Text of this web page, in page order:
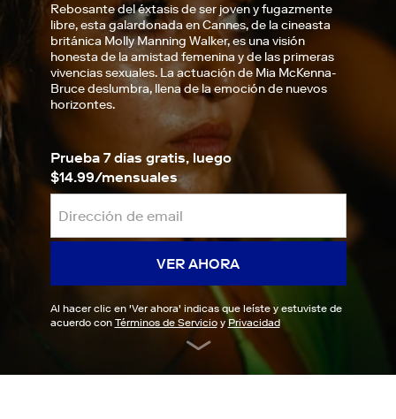
Rebosante del éxtasis de ser joven y fugazmente
libre, esta galardonada en Cannes, de la cineasta
británica Molly Manning Walker, es una visión
honesta de la amistad femenina y de las primeras
vivencias sexuales. La actuación de Mia McKenna-
Bruce deslumbra, llena de la emoción de nuevos
horizontes.
Prueba 7 días gratis, luego
$14.99/mensuales
VER AHORA
Al hacer clic en 'Ver ahora' indicas que leíste y estuviste de
acuerdo con Términos de Servicioy Privacidad